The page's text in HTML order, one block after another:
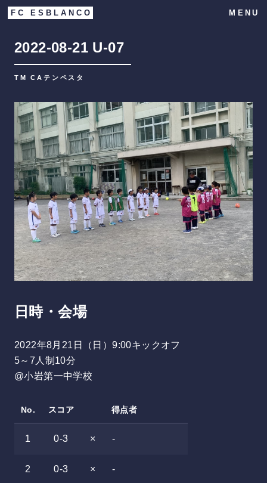
FC ESBLANCO MENU
2022-08-21 U-07
TM CAテンペスタ
日時・会場
2022年8月21日（日）9:00キックオフ
5～7人制10分
@小岩第一中学校
No. スコア 得点者
1 0-3 × -
2 0-3 × -